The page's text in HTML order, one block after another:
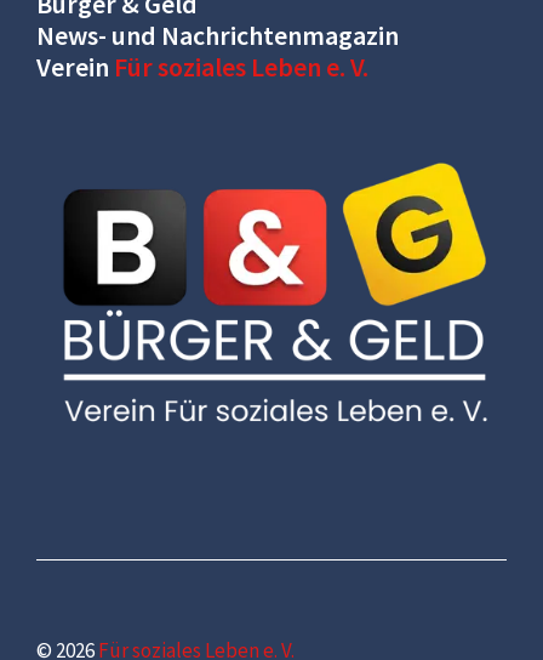
News- und Nachrichtenmagazin
Verein Für soziales Leben e. V.
© 2026Für soziales Leben e. V.